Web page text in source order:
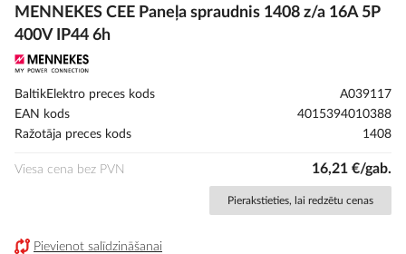
uz
galerijas
MENNEKES CEE Paneļa spraudnis 1408 z/a 16A 5P
400V IP44 6h
BaltikElektro preces kods
A039117
EAN kods
4015394010388
Ražotāja preces kods
1408
Viesa cena bez PVN 16,21 €/gab.
Pierakstieties, lai redzētu cenas
Pievienot salīdzināšanai